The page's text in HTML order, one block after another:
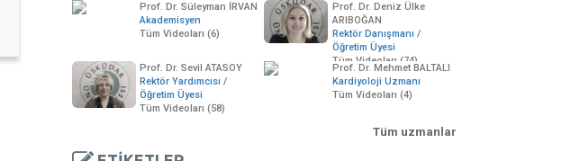
Prof. Dr. Süleyman İRVAN
Akademisyen
Tüm Videoları (6)
Prof. Dr. Deniz Ülke
ARIBOĞAN
Rektör Danışmanı /
Öğretim Üyesi
Tüm Videoları (74)
Prof. Dr. Sevil ATASOY
Rektör Yardımcısı /
Öğretim Üyesi
Tüm Videoları (58)
Prof. Dr. Mehmet BALTALI
Kardiyoloji Uzmanı
Tüm Videoları (4)
Tüm uzmanlar